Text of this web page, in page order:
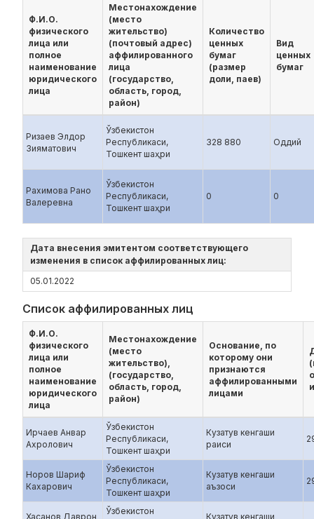
Ф.И.О.
физического
лица или
полное
наименование
юридического
лица
Местонахождение
(место
жительство)
(почтовый адрес)
аффилированного
лица
(государство,
область, город,
район)
Количество
ценных
бумаг
(размер
доли, паев)
Вид
ценных
бумаг
Ризаев Элдор
Зияматович
Ўзбекистон
Республикаси,
Тошкент шаҳри
328 880 Оддий
Рахимова Рано
Валеревна
Ўзбекистон
Республикаси,
Тошкент шаҳри
0 0
Дата внесения эмитентом соответствующего
изменения в список аффилированных лиц:
05.01.2022
Список аффилированных лиц
Ф.И.О.
физического
лица или
полное
наименование
юридического
лица
Местонахождение
(место
жительство),
(государство,
область, город,
район)
Основание, по
которому они
признаются
аффилированными
лицами
Ирчаев Анвар
Ахролович
Ўзбекистон
Республикаси,
Тошкент шаҳри
Кузатув кенгаши
раиси
Норов Шариф
Кахарович
Ўзбекистон
Республикаси,
Тошкент шаҳри
Кузатув кенгаши
аъзоси
Хасанов Даврон
Ўзбекистон
Кузатув кенгаши